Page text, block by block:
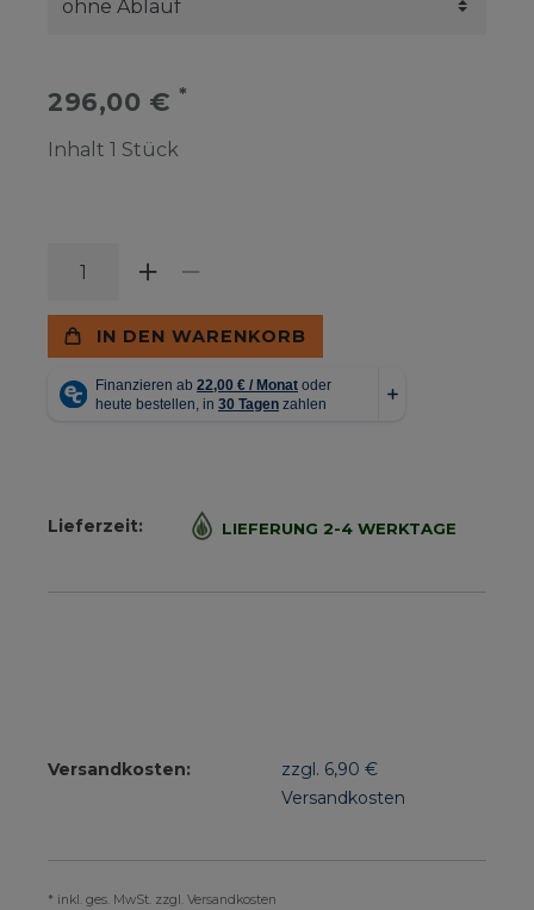
296,00 € *
Inhalt 1 Stück
IN DEN WARENKORB
Lieferzeit: LIEFERUNG 2-4 WERKTAGE
Versandkosten:
zzgl. 6,90 €
Versandkosten
* inkl. ges. MwSt. zzgl. Versandkosten